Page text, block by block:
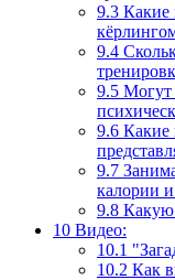
9.3 Какие
9.4
9.5 Могут
9.6 Какие
9.7
калории и
9.8 Какую
10 Видео:
10.1
10.2 Как